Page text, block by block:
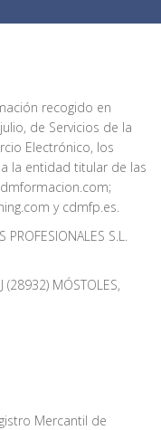
recogido en
de Servicios de la
Electrónico, los
la entidad titular de las
y cdmfp.es.
PROFESIONALES S.L.
(28932) MÓSTOLES,
Mercantil de